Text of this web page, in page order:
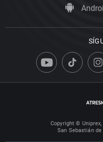
Copyright ©
San Sebastián